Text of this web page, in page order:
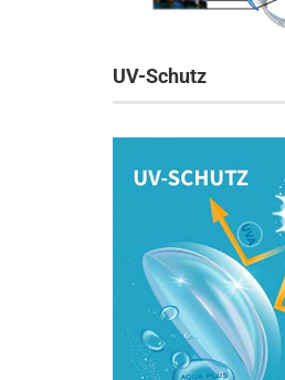
UV-Schutz